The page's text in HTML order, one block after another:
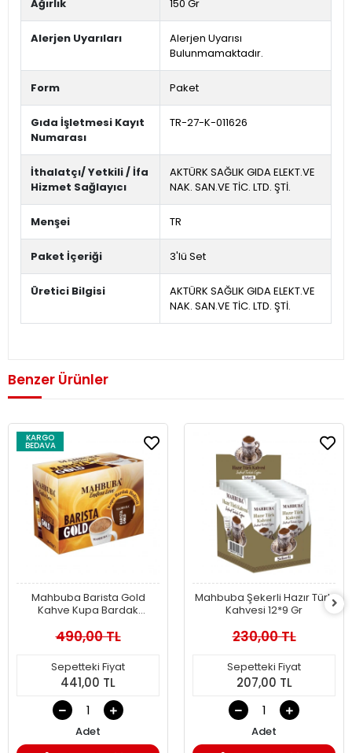
Ağırlık 150 Gr
Alerjen Uyarıları
Alerjen Uyarısı
Bulunmamaktadır.
Form Paket
Gıda İşletmesi Kayıt
Numarası
TR-27-K-011626
İthalatçı/ Yetkili / İfa
Hizmet Sağlayıcı
AKTÜRK SAĞLIK GIDA ELEKT.VE
NAK. SAN.VE TİC. LTD. ŞTİ.
Menşei TR
Paket İçeriği 3'lü Set
Üretici Bilgisi
AKTÜRK SAĞLIK GIDA ELEKT.VE
NAK. SAN.VE TİC. LTD. ŞTİ.
Benzer Ürünler
KARGO
BEDAVA
Mahbuba Barista Gold
Kahve Kupa Bardak
490,00 TL
Sepetteki Fiyat
441,00 TL
Adet
Mahbuba Şekerli Hazır Türk
Kahvesi 12*9 Gr
230,00 TL
Sepetteki Fiyat
207,00 TL
Adet